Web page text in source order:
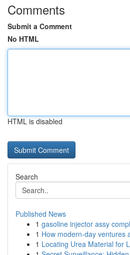
Comments
Submit a Comment
No HTML
HTML is disabled
Search
Published News
1 gasoline injector assy
1 How modern-day ventures
1 Locating Urea Material for